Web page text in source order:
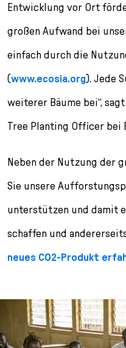
Entwicklung vor Ort
großen Aufwand bei
einfach durch die
(www.ecosia.org). Jede
weiterer Bäume bei“,
Tree Planting Officer bei
Neben der Nutzung der
Sie unsere
unterstützen und damit
schaffen und
neues CO2-Produkt